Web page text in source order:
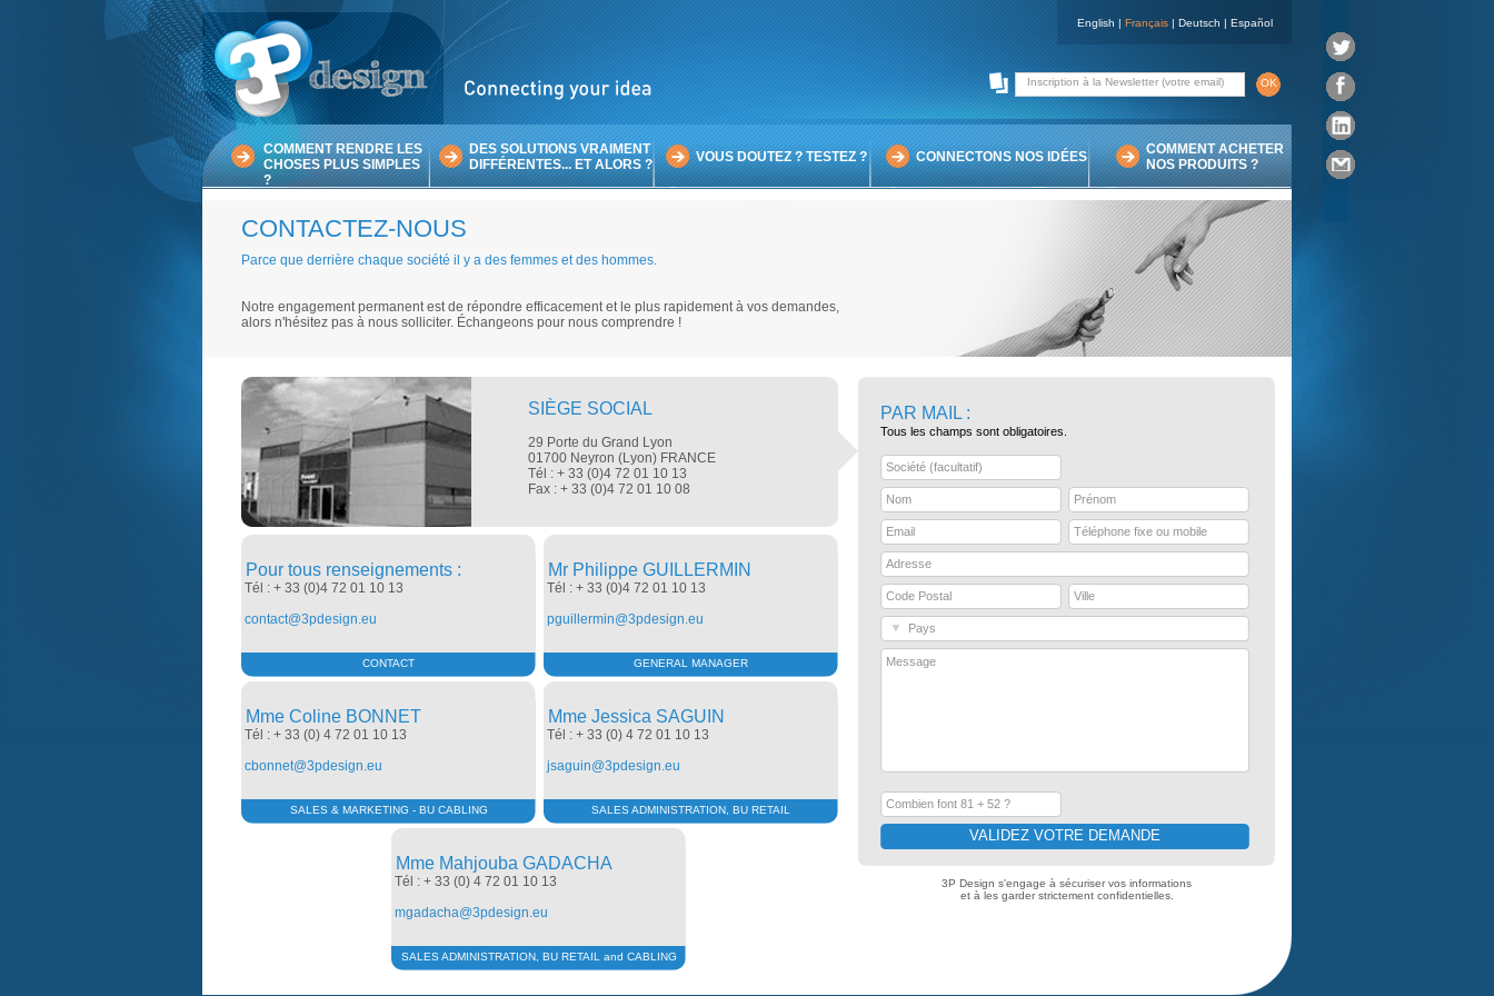
English | Français| Deutsch | Español
Inscription à la Newsletter (votre email)
COMMENT RENDRE LES
CHOSES PLUS SIMPLES
?
DES SOLUTIONS VRAIMENT
DIFFÉRENTES... ET ALORS ?
VOUS DOUTEZ ? TESTEZ ? CONNECTONS NOS IDÉES
COMMENT ACHETER
NOS PRODUITS ?
CONTACTEZ-NOUS
Parce que derrière chaque société il y a des femmes et des hommes.
Notre engagement permanent est de répondre efficacement et le plus rapidement à vos demandes,
alors n'hésitez pas à nous solliciter. Échangeons pour nous comprendre !
SIÈGE SOCIAL
29 Porte du Grand Lyon
01700 Neyron (Lyon) FRANCE
Tél : + 33 (0)4 72 01 10 13
Fax : + 33 (0)4 72 01 10 08
Pour tous renseignements :
Tél : + 33 (0)4 72 01 10 13
contact@3pdesign.eu
CONTACT
Mr Philippe GUILLERMIN
Tél : + 33 (0)4 72 01 10 13
pguillermin@3pdesign.eu
GENERAL MANAGER
Mme Coline BONNET
Tél : + 33 (0) 4 72 01 10 13
cbonnet@3pdesign.eu
SALES & MARKETING - BU CABLING
Mme Jessica SAGUIN
Tél : + 33 (0) 4 72 01 10 13
jsaguin@3pdesign.eu
SALES ADMINISTRATION, BU RETAIL
Mme Mahjouba GADACHA
Tél : + 33 (0) 4 72 01 10 13
mgadacha@3pdesign.eu
SALES ADMINISTRATION, BU RETAIL and CABLING
PAR MAIL :
Tous les champs sont obligatoires.
Société (facultatif)
Nom Prénom
Email Téléphone fixe ou mobile
Adresse
Code Postal Ville
Pays
Message
Combien font 81 + 52 ?
3P Design s'engage à sécuriser vos informations
et à les garder strictement confidentielles.